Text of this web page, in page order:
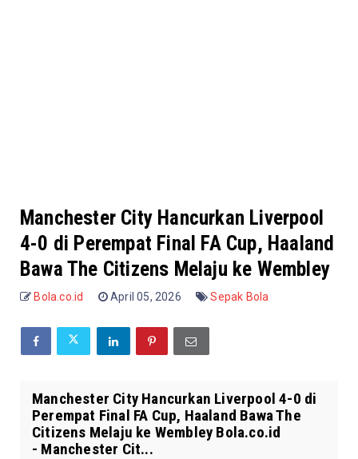
Manchester City Hancurkan Liverpool
4-0 di Perempat Final FA Cup, Haaland
Bawa The Citizens Melaju ke Wembley
Bola.co.id April 05, 2026 Sepak Bola
Manchester City Hancurkan Liverpool 4-0 di
Perempat Final FA Cup, Haaland Bawa The
Citizens Melaju ke Wembley Bola.co.id
- Manchester Cit...